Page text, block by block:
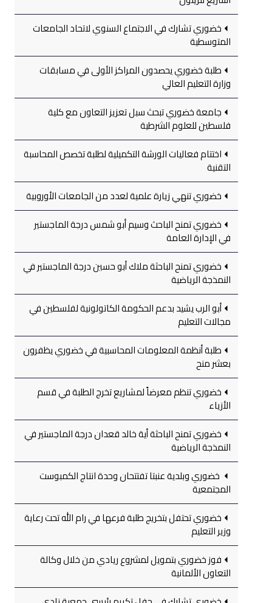
خضوري تشارك في الاجتماع السنوي لاتحاد الجامعات
المتوسطية
طلبة خضوري يحصدون المراكز الأولى في مسابقات
وزارة التعليم العالي
جامعة خضوري تبحث سبل تعزيز التعاون مع كلية
فلسطين للعلوم الشرطية
اختتام فعاليات الورشة التكميلية لطلبة تخصص المحاسبة
التقنية
خضوري تنهي زيارة علمية لعدد من الجامعات الأوروبية
خضوري تمنح الباحث وسيم أبو شمس درجة الماجستير
في الإدارة العامة
خضوري تمنح الباحثة ملاك أبو حسين درجة الماجستير في
النمذجة الرياضية
أبو الرب يشيد بدعم الحكومة الكاتولونية لفلسطين في
مجالات التعليم
طلبة أنظمة المعلومات المحاسبية في خضوري يظفرون
بعشر منح
خضوري تنظم معرضاً لمشاريع تخرج الطلبة في قسم
الأزياء
خضوري تمنح الباحثة أية خالد قعدان درجة الماجستير في
النمذجة الرياضية
خضوري وبلدية عنبتا تفتتحان وحدة انتاج الكمبوست
المجتمعية
خضوري تحتفل بتخريج طلبة فرعها في رام الله تحت رعاية
وزير التعليم
فوز خضوري بتمويل لمشروع ريادي من خلال وكالة
التعاون الألمانية